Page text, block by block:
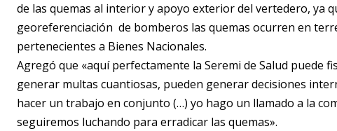
de las quemas al interior y apoyo exterior del vertedero, ya
georeferenciación de bomberos las quemas ocurren en
pertenecientes a Bienes Nacionales.
Agregó que «aquí perfectamente la Seremi de Salud puede
generar multas cuantiosas, pueden generar decisiones
hacer un trabajo en conjunto (…) yo hago un llamado a la
seguiremos luchando para erradicar las quemas».